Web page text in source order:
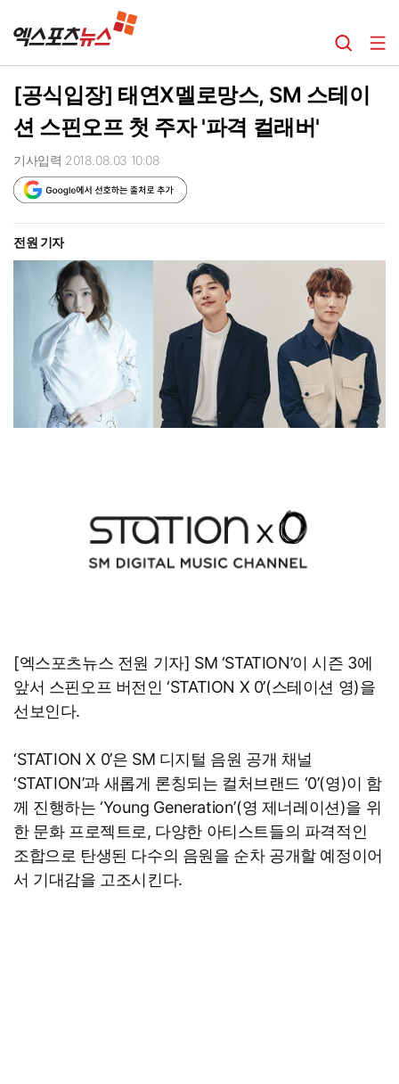
[공식입장] 태연X멜로망스, SM 스테이
션 스핀오프 첫 주자 '파격 컬래버'
기사입력 2018.08.03 10:08
전원 기자
[엑스포츠뉴스 전원 기자] SM ‘STATION’이 시즌 3에
앞서 스핀오프 버전인 ‘STATION X 0’(스테이션 영)을
선보인다.
‘STATION X 0’은 SM 디지털 음원 공개 채널
‘STATION’과 새롭게 론칭되는 컬처브랜드 ‘0’(영)이 함
께 진행하는 ‘Young Generation’(영 제너레이션)을 위
한 문화 프로젝트로, 다양한 아티스트들의 파격적인
조합으로 탄생된 다수의 음원을 순차 공개할 예정이어
서 기대감을 고조시킨다.